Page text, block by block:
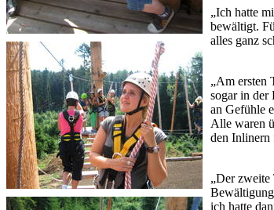
„Ich hatte
bewältigt.
alles ganz
„Am ersten
sogar in der
an Gefühle
Alle waren
den Inlinern
„Der
ich hatte